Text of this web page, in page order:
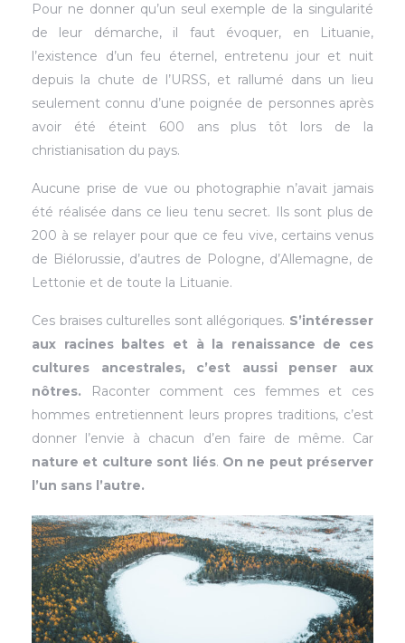
Pour ne donner qu’un seul exemple de la singularité
de leur démarche, il faut évoquer, en Lituanie,
l’existence d’un feu éternel, entretenu jour et nuit
depuis la chute de l’URSS, et rallumé dans un lieu
seulement connu d’une poignée de personnes après
avoir été éteint 600 ans plus tôt lors de la
christianisation du pays.
Aucune prise de vue ou photographie n’avait jamais
été réalisée dans ce lieu tenu secret. Ils sont plus de
200 à se relayer pour que ce feu vive, certains venus
de Biélorussie, d’autres de Pologne, d’Allemagne, de
Lettonie et de toute la Lituanie.
Ces braises culturelles sont allégoriques. S’intéresser
aux racines baltes et à la renaissance de ces
cultures ancestrales, c’est aussi penser aux
nôtres. Raconter comment ces femmes et ces
hommes entretiennent leurs propres traditions, c’est
donner l’envie à chacun d’en faire de même. Car
nature et culture sont liés. On ne peut préserver
l’un sans l’autre.